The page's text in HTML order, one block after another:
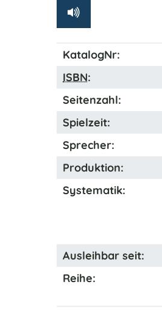
KatalogNr:
ISBN:
Seitenzahl:
Spielzeit:
Sprecher:
Produktion:
Systematik:
Ausleihbar seit:
Reihe: